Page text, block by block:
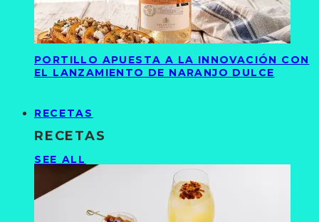
PORTILLO APUESTA A LA INNOVACIÓN CON
EL LANZAMIENTO DE NARANJO DULCE
RECETAS
RECETAS
SEE ALL